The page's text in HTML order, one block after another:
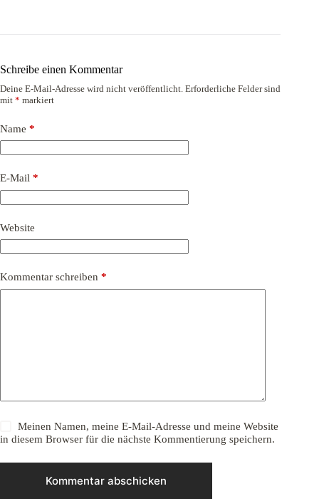
Schreibe einen Kommentar
Deine E-Mail-Adresse wird nicht veröffentlicht. Erforderliche Felder sind
mit * markiert
Name *
E-Mail *
Website
Kommentar schreiben *
Meinen Namen, meine E-Mail-Adresse und meine Website
in diesem Browser für die nächste Kommentierung speichern.
Kommentar abschicken